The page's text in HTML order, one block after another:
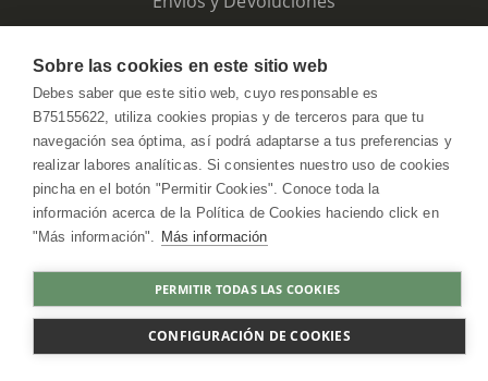
COMPRAR
HerbolarioWeb © 2026. All Rights Reserved
Sobre las cookies en este sitio web
Debes saber que este sitio web, cuyo responsable es
B75155622, utiliza cookies propias y de terceros para que tu
navegación sea óptima, así podrá adaptarse a tus preferencias y
realizar labores analíticas. Si consientes nuestro uso de cookies
pincha en el botón "Permitir Cookies". Conoce toda la
información acerca de la Política de Cookies haciendo click en
"Más información". Más información
PERMITIR TODAS LAS COOKIES
CONFIGURACIÓN DE COOKIES